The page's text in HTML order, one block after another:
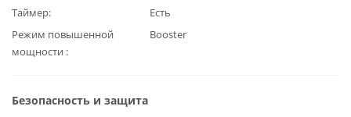
Таймер
Есть
Режим повышенной
мощности
Booster
Безопасность и защита